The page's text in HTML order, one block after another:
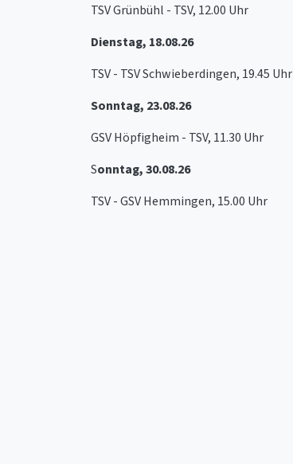
TSV Grünbühl - TSV, 12.00 Uhr
Dienstag, 18.08.26
TSV - TSV Schwieberdingen, 19.45 Uhr
Sonntag, 23.08.26
GSV Höpfigheim - TSV, 11.30 Uhr
Sonntag, 30.08.26
TSV - GSV Hemmingen, 15.00 Uhr